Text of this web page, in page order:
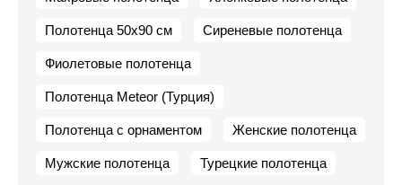
Полотенца 50х90 см Сиреневые полотенца
Фиолетовые полотенца
Полотенца Meteor (Турция)
Полотенца с орнаментом Женские полотенца
Мужские полотенца Турецкие полотенца